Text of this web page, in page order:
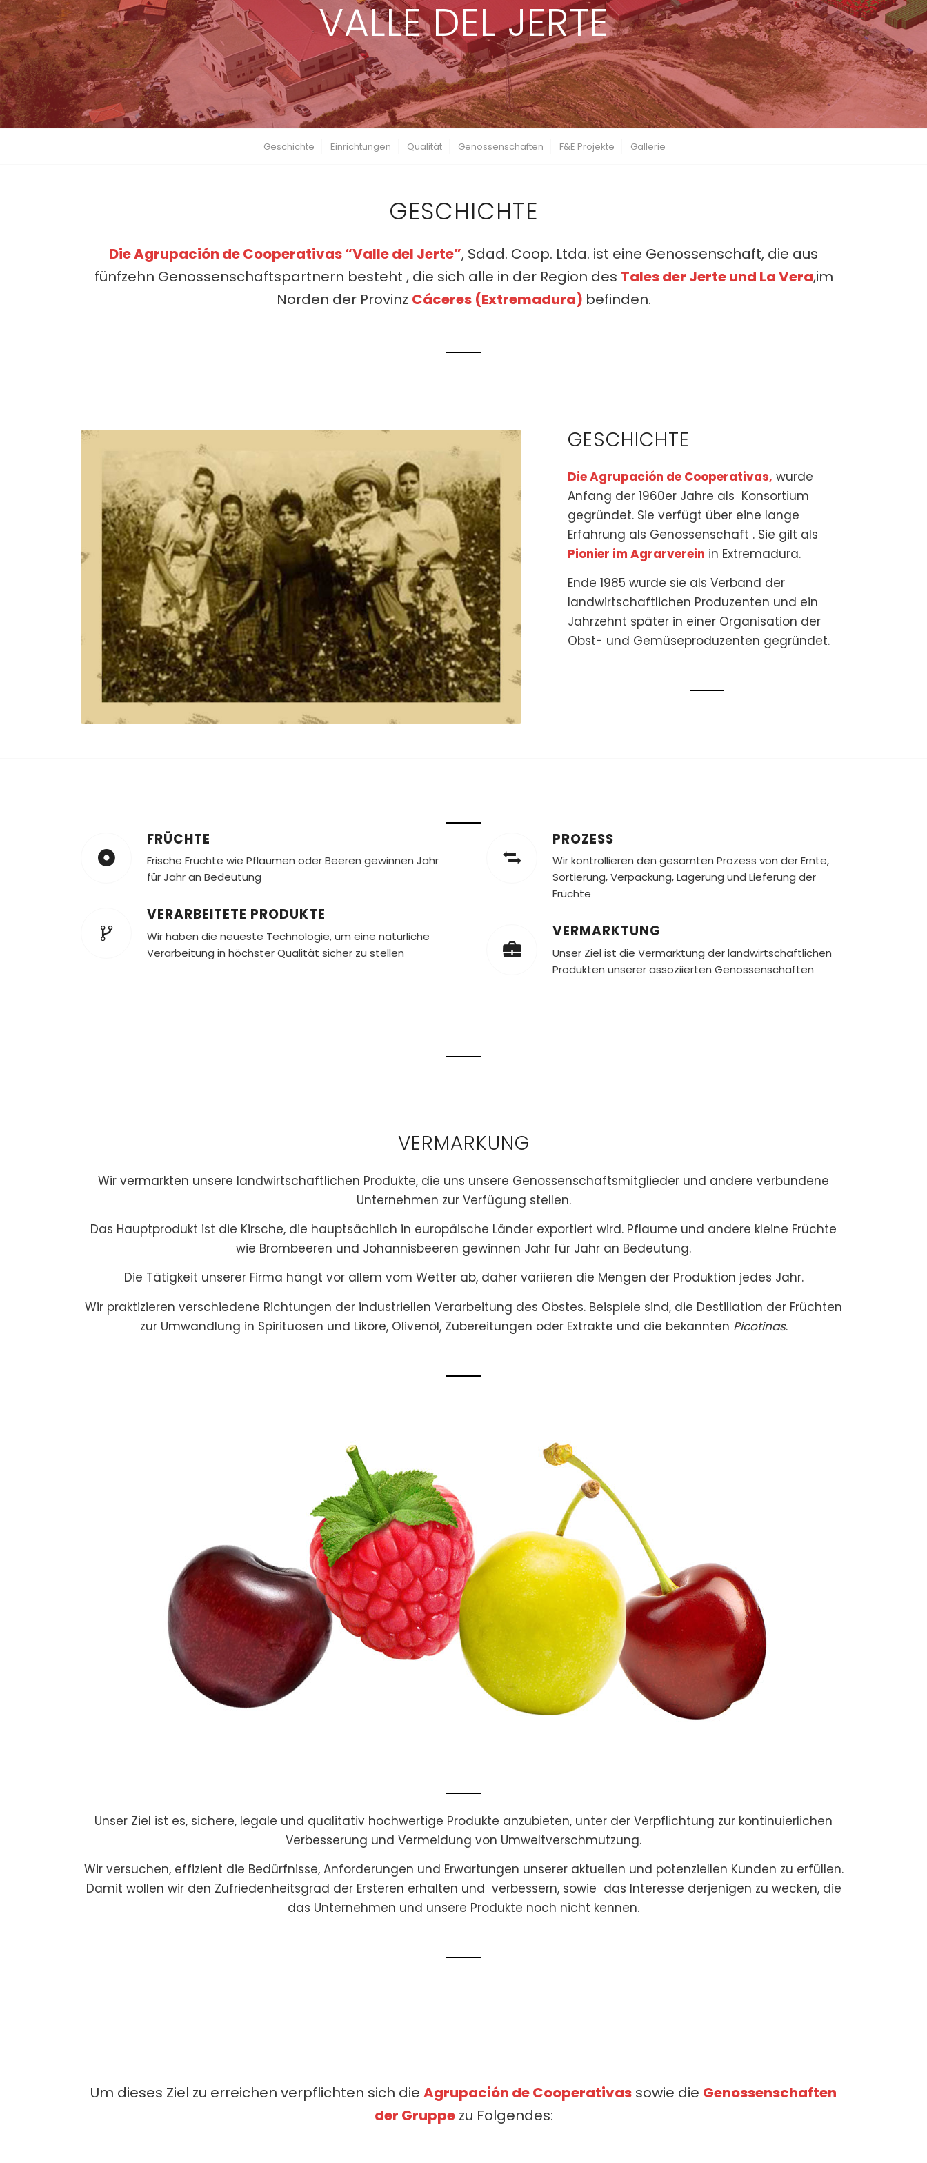
VALLE DEL JERTE
Geschichte Einrichtungen Qualität Genossenschaften F&E Projekte Gallerie
GESCHICHTE
Die Agrupación de Cooperativas “Valle del Jerte”, Sdad. Coop. Ltda. ist eine Genossenschaft, die aus
fünfzehn Genossenschaftspartnern besteht , die sich alle in der Region des Tales der Jerte und La Vera,im
Norden der Provinz Cáceres (Extremadura) befinden.
GESCHICHTE
Die Agrupación de Cooperativas, wurde
Anfang der 1960er Jahre als Konsortium
gegründet. Sie verfügt über eine lange
Erfahrung als Genossenschaft . Sie gilt als
Pionier im Agrarverein in Extremadura.
Ende 1985 wurde sie als Verband der
landwirtschaftlichen Produzenten und ein
Jahrzehnt später in einer Organisation der
Obst- und Gemüseproduzenten gegründet.
FRÜCHTE
Frische Früchte wie Pflaumen oder Beeren gewinnen Jahr
für Jahr an Bedeutung
VERARBEITETE PRODUKTE
Wir haben die neueste Technologie, um eine natürliche
Verarbeitung in höchster Qualität sicher zu stellen
PROZESS
Wir kontrollieren den gesamten Prozess von der Ernte,
Sortierung, Verpackung, Lagerung und Lieferung der
Früchte
VERMARKTUNG
Unser Ziel ist die Vermarktung der landwirtschaftlichen
Produkten unserer assoziierten Genossenschaften
VERMARKUNG
Wir vermarkten unsere landwirtschaftlichen Produkte, die uns unsere Genossenschaftsmitglieder und andere verbundene
Unternehmen zur Verfügung stellen.
Das Hauptprodukt ist die Kirsche, die hauptsächlich in europäische Länder exportiert wird. Pflaume und andere kleine Früchte
wie Brombeeren und Johannisbeeren gewinnen Jahr für Jahr an Bedeutung.
Die Tätigkeit unserer Firma hängt vor allem vom Wetter ab, daher variieren die Mengen der Produktion jedes Jahr.
Wir praktizieren verschiedene Richtungen der industriellen Verarbeitung des Obstes. Beispiele sind, die Destillation der Früchten
zur Umwandlung in Spirituosen und Liköre, Olivenöl, Zubereitungen oder Extrakte und die bekannten Picotinas.
Unser Ziel ist es, sichere, legale und qualitativ hochwertige Produkte anzubieten, unter der Verpflichtung zur kontinuierlichen
Verbesserung und Vermeidung von Umweltverschmutzung.
Wir versuchen, effizient die Bedürfnisse, Anforderungen und Erwartungen unserer aktuellen und potenziellen Kunden zu erfüllen.
Damit wollen wir den Zufriedenheitsgrad der Ersteren erhalten und verbessern, sowie das Interesse derjenigen zu wecken, die
das Unternehmen und unsere Produkte noch nicht kennen.
Um dieses Ziel zu erreichen verpflichten sich die Agrupación de Cooperativas sowie die Genossenschaften
der Gruppezu Folgendes: